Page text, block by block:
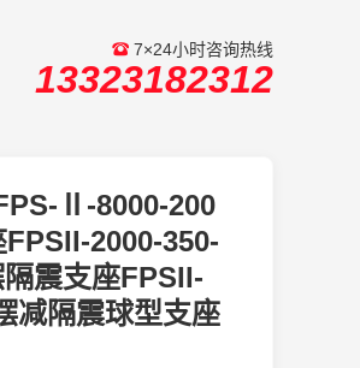
7×24小时咨询热线
13323182312
Ⅱ-8000-200
2000-350-
震支座FPSII-
减隔震球型支座